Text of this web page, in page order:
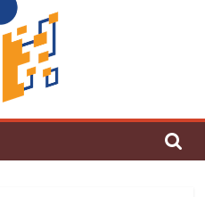
оживя в ОУ